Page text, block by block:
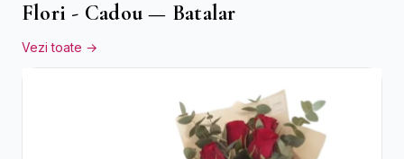
Flori - Cadou — Batalar
Vezi toate →